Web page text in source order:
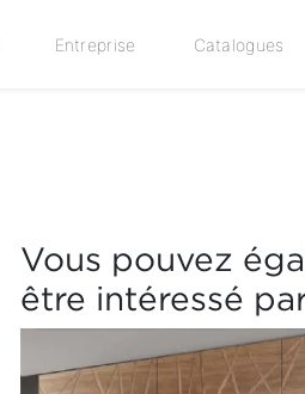
Entreprise Catalogues
Vous pouvez
être intéressé